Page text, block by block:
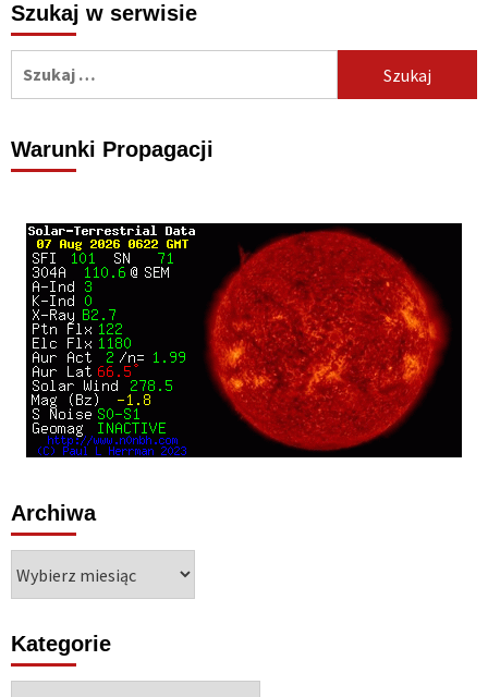
Szukaj w serwisie
Warunki Propagacji
Archiwa
Kategorie